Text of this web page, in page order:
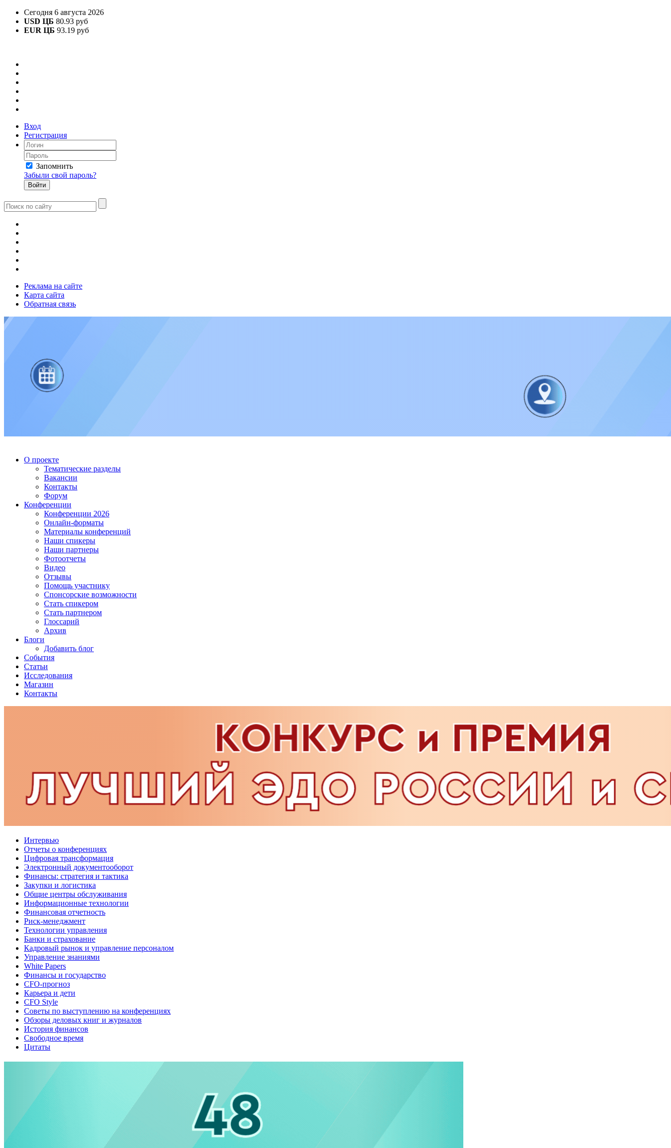
Сегодня 6 августа 2026
USD ЦБ 80.93 руб
EUR ЦБ 93.19 руб
Вход
Регистрация
Запомнить
Забыли свой пароль?
Реклама на сайте
Карта сайта
Обратная связь
О проекте
Тематические разделы
Вакансии
Контакты
Форум
Конференции
Конференции 2026
Онлайн-форматы
Материалы конференций
Наши спикеры
Наши партнеры
Фотоотчеты
Видео
Отзывы
Помощь участнику
Спонсорские возможности
Стать спикером
Стать партнером
Глоссарий
Архив
Блоги
Добавить блог
События
Статьи
Исследования
Магазин
Контакты
Интервью
Отчеты о конференциях
Цифровая трансформация
Электронный документооборот
Финансы: стратегия и тактика
Закупки и логистика
Общие центры обслуживания
Информационные технологии
Финансовая отчетность
Риск-менеджмент
Технологии управления
Банки и страхование
Кадровый рынок и управление персоналом
Управление знаниями
White Papers
Финансы и государство
CFO-прогноз
Карьера и дети
CFO Style
Советы по выступлению на конференциях
Обзоры деловых книг и журналов
История финансов
Свободное время
Цитаты